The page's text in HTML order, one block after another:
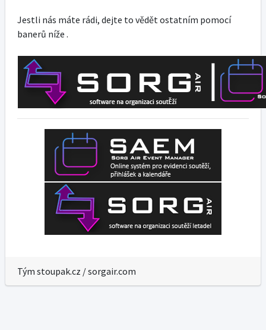
Jestli nás máte rádi, dejte to vědět ostatním pomocí
banerů níže .
Tým stoupak.cz / sorgair.com